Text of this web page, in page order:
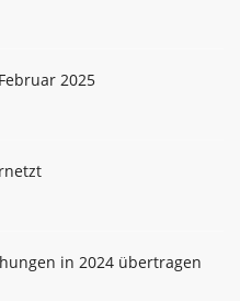
2025
in 2024 übertragen